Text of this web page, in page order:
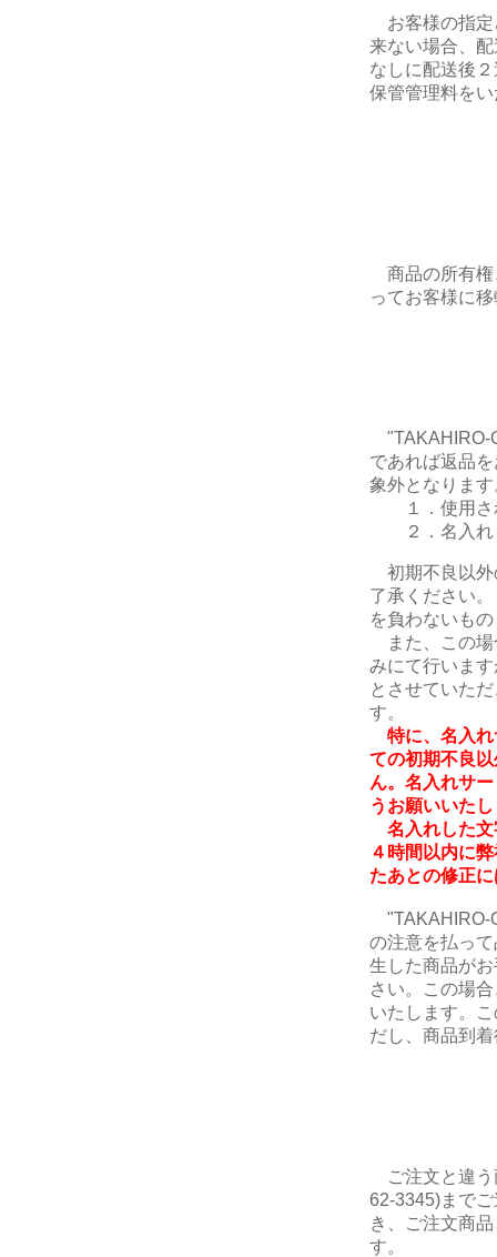
お客様の指定
来ない場合、
なしに配送後
保管管理料を
商品の所有権
ってお客様に
"TAKAHIRO-
であれば返品
象外となりま
１．使用さ
２．名入れ
初期不良以外
了承ください
を負わないも
また、この場
みにて行いま
とさせていた
す。
特に、名入
ての初期不良
ん。名入れサ
うお願いいた
名入れした文
４時間以内に
たあとの修正
"TAKAHIRO-
の注意を払っ
生した商品が
さい。この場
いたします。
だし、商品到
ご注文と違う
62-3345)まで
き、ご注文商
す。